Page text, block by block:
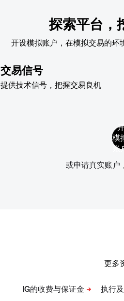
探索平台，
开设模拟账户，在模拟交易的环
交易信号
提供技术信号，把握交易良机
更多